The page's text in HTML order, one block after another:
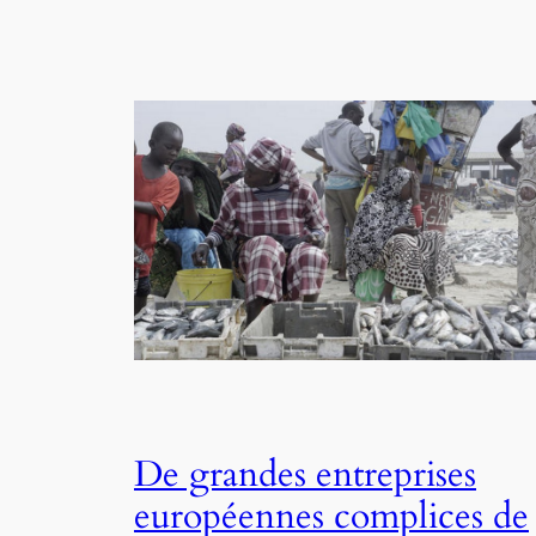
De grandes entreprises
européennes complices de